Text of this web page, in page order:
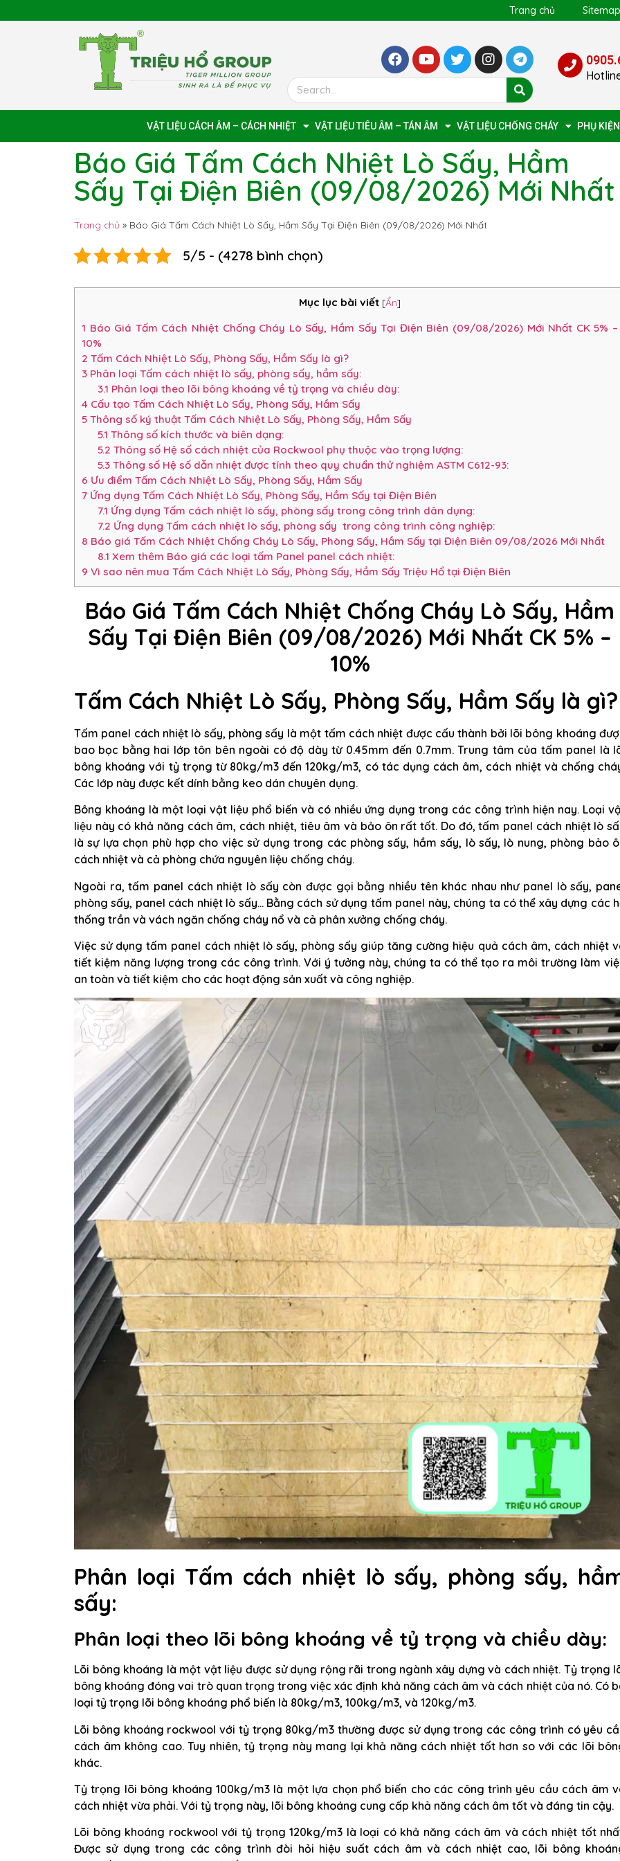
Trang chủ Sitemap
VẬT LIỆU CÁCH ÂM – CÁCH NHIỆT VẬT LIỆU TIÊU ÂM – TÁN ÂM VẬT LIỆU CHỐNG CHÁY PHỤ
Báo Giá Tấm Cách Nhiệt Lò Sấy, Hầm
Sấy Tại Điện Biên (09/08/2026) Mới Nhất
Trang chủ » Báo Giá Tấm Cách Nhiệt Lò Sấy, Hầm Sấy Tại Điện Biên (09/08/2026) Mới Nhất
5/5 - (4278 bình chọn)
Mục lục bài viết [Ẩn]
1 Báo Giá Tấm Cách Nhiệt Chống Cháy Lò Sấy, Hầm Sấy Tại Điện Biên (09/08/2026) Mới Nhất CK 5% –
10%
2 Tấm Cách Nhiệt Lò Sấy, Phòng Sấy, Hầm Sấy là gì?
3 Phân loại Tấm cách nhiệt lò sấy, phòng sấy, hầm sấy:
3.1 Phân loại theo lõi bông khoáng về tỷ trọng và chiều dày:
4 Cấu tạo Tấm Cách Nhiệt Lò Sấy, Phòng Sấy, Hầm Sấy
5 Thông số ký thuật Tấm Cách Nhiệt Lò Sấy, Phòng Sấy, Hầm Sấy
5.1 Thông số kích thước và biên dạng:
5.2 Thông số Hệ số cách nhiệt của Rockwool phụ thuộc vào trọng lượng:
5.3Thông số Hệ số dẫn nhiệt được tính theo quy chuẩn thử nghiệm ASTM C612-93:
6 Ưu điểm Tấm Cách Nhiệt Lò Sấy, Phòng Sấy, Hầm Sấy
7 Ứng dụng Tấm Cách Nhiệt Lò Sấy, Phòng Sấy, Hầm Sấy tại Điện Biên
7.1 Ứng dụng Tấm cách nhiệt lò sấy, phòng sấy trong công trình dân dụng:
7.2 Ứng dụng Tấm cách nhiệt lò sấy, phòng sấy trong công trình công nghiệp:
8 Báo giá Tấm Cách Nhiệt Chống Cháy Lò Sấy, Phòng Sấy, Hầm Sấy tại Điện Biên 09/08/2026 Mới Nhất
8.1 Xem thêm Báo giá các loại tấm Panel panel cách nhiệt:
9 Vì sao nên mua Tấm Cách Nhiệt Lò Sấy, Phòng Sấy, Hầm Sấy Triệu Hổ tại Điện Biên
Báo Giá Tấm Cách Nhiệt Chống Cháy Lò Sấy, Hầm
Sấy Tại Điện Biên (09/08/2026) Mới Nhất CK 5% –
10%
Tấm Cách Nhiệt Lò Sấy, Phòng Sấy, Hầm Sấy là gì?
Tấm panel cách nhiệt lò sấy, phòng sấy là một tấm cách nhiệt được cấu thành bởi lõi bông khoáng
bao bọc bằng hai lớp tôn bên ngoài có độ dày từ 0.45mm đến 0.7mm. Trung tâm của tấm panel là
bông khoáng với tỷ trọng từ 80kg/m3 đến 120kg/m3, có tác dụng cách âm, cách nhiệt và chống
Các lớp này được kết dính bằng keo dán chuyên dụng.
Bông khoáng là một loại vật liệu phổ biến và có nhiều ứng dụng trong các công trình hiện nay. Loại
liệu này có khả năng cách âm, cách nhiệt, tiêu âm và bảo ôn rất tốt. Do đó, tấm panel cách nhiệt lò
là sự lựa chọn phù hợp cho việc sử dụng trong các phòng sấy, hầm sấy, lò sấy, lò nung, phòng bảo
cách nhiệt và cả phòng chứa nguyên liệu chống cháy.
Ngoài ra, tấm panel cách nhiệt lò sấy còn được gọi bằng nhiều tên khác nhau như panel lò sấy,
phòng sấy, panel cách nhiệt lò sấy… Bằng cách sử dụng tấm panel này, chúng ta có thể xây dựng các
thống trần và vách ngăn chống cháy nổ và cả phân xưởng chống cháy.
Việc sử dụng tấm panel cách nhiệt lò sấy, phòng sấy giúp tăng cường hiệu quả cách âm, cách nhiệt
tiết kiệm năng lượng trong các công trình. Với ý tưởng này, chúng ta có thể tạo ra môi trường làm
an toàn và tiết kiệm cho các hoạt động sản xuất và công nghiệp.
Phân loại Tấm cách nhiệt lò sấy, phòng sấy,
sấy:
Phân loại theo lõi bông khoáng về tỷ trọng và chiều dày:
Lõi bông khoáng là một vật liệu được sử dụng rộng rãi trong ngành xây dựng và cách nhiệt. Tỷ trọng
bông khoáng đóng vai trò quan trọng trong việc xác định khả năng cách âm và cách nhiệt của nó. Có
loại tỷ trọng lõi bông khoáng phổ biến là 80kg/m3, 100kg/m3, và 120kg/m3.
Lõi bông khoáng rockwool với tỷ trọng 80kg/m3 thường được sử dụng trong các công trình có yêu
cách âm không cao. Tuy nhiên, tỷ trọng này mang lại khả năng cách nhiệt tốt hơn so với các lõi
khác.
Tỷ trọng lõi bông khoáng 100kg/m3 là một lựa chọn phổ biến cho các công trình yêu cầu cách âm
cách nhiệt vừa phải. Với tỷ trọng này, lõi bông khoáng cung cấp khả năng cách âm tốt và đáng tin cậy.
Lõi bông khoáng rockwool với tỷ trọng 120kg/m3 là loại có khả năng cách âm và cách nhiệt tốt
Được sử dụng trong các công trình đòi hỏi hiệu suất cách âm và cách nhiệt cao, lõi bông